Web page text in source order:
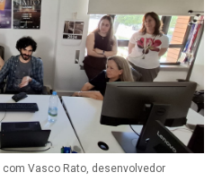
Vasco Rato, desenvolvedor